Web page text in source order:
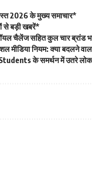
2026 के मुख्य समाचार*
से बड़ी खबरें*
चैलेंज सहित कुल चार ब्रांड
मीडिया नियम: क्या बदलने
के समर्थन में उतरे